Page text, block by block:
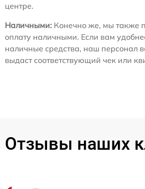
центре.
Наличными: Конечно же, мы также
оплату наличными. Если вам
наличные средства, наш персонал
выдаст соответствующий чек или
Отзывы наших